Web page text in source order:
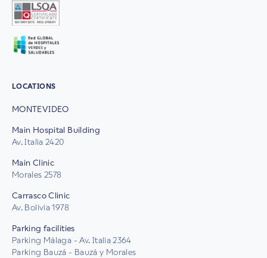
LOCATIONS
MONTEVIDEO
Main Hospital Building
Av. Italia 2420
Main Clinic
Morales 2578
Carrasco Clinic
Av. Bolivia 1978
Parking facilities
Parking Málaga - Av. Italia 2364
Parking Bauzá - Bauzá y Morales